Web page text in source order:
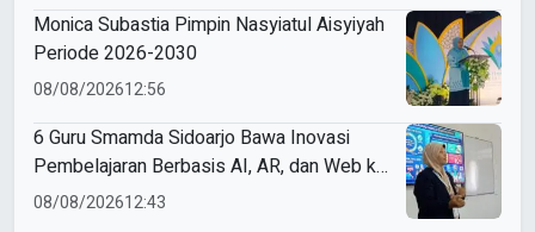
Monica Subastia Pimpin Nasyiatul Aisyiyah
Periode 2026-2030
08/08/202612:56
6 Guru Smamda Sidoarjo Bawa Inovasi
Pembelajaran Berbasis AI, AR, dan Web ke
ME Award 2026
08/08/202612:43